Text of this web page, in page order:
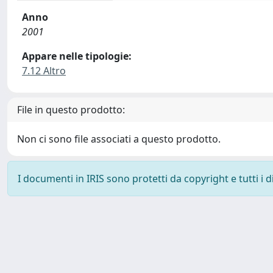
Anno
2001
Appare nelle tipologie:
7.12 Altro
File in questo prodotto:
Non ci sono file associati a questo prodotto.
I documenti in IRIS sono protetti da copyright e tutti i